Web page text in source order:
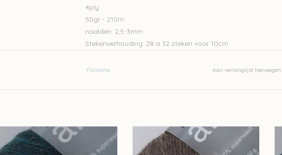
4ply
50gr - 210m
naalden: 2,5-3mm
Stekenverhouding: 28 a 32 steken voor 10cm
Filcolana Aan verlanglijst toevoegen
Filcolana Filcolana Arwetta - North Atlantic
679
Filcolana Filcolana Arwetta -Nougat 973
TOEVOEGEN AAN WINKELWAGEN